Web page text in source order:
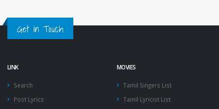
Get in Touch
LINK
Search
Post Lyrics
MOVIES
Tamil Singers List
Tamil Lyricist List